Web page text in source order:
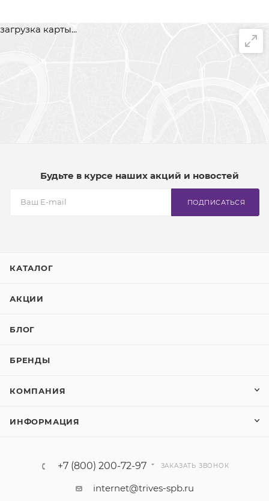
загрузка карты...
Будьте в курсе наших акций и новостей
ПОДПИСАТЬСЯ
КАТАЛОГ
АКЦИИ
БЛОГ
БРЕНДЫ
КОМПАНИЯ
ИНФОРМАЦИЯ
+7 (800) 200-72-97 ЗАКАЗАТЬ ЗВОНОК
internet@trives-spb.ru